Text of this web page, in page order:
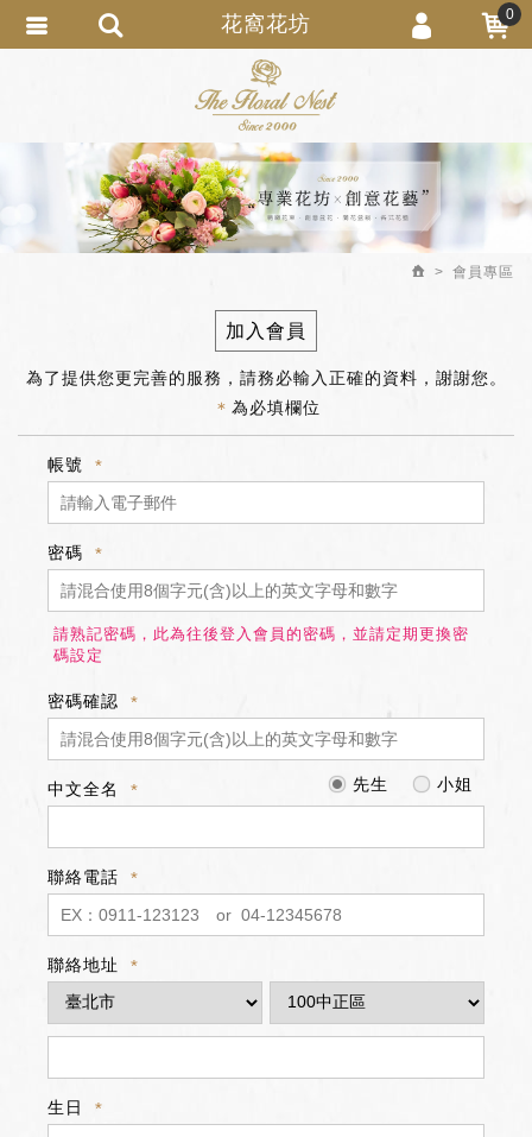
會員專區
加入會員
為了提供您更完善的服務，請務必輸入正確的資料，謝謝您。
＊ 為必填欄位
帳號
密碼
請熟記密碼，此為往後登入會員的密碼，並請定期更換密
碼設定
密碼確認
中文全名 先生 小姐
聯絡電話
聯絡地址
生日
花窩花坊 0
會員登入
會員註冊
忘記密碼
訂單查詢
追蹤清單
繁體中文